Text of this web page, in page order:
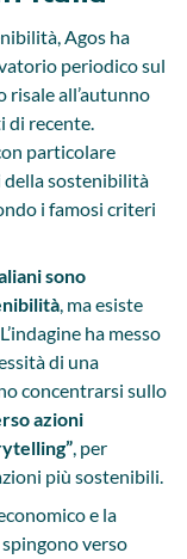
Agos ha
periodico sul
risale all’autunno
di recente.
particolare
della sostenibilità
i famosi criteri
sono
, ma esiste
ha messo
di una
concentrarsi sullo
azioni
, per
più sostenibili.
e la
verso